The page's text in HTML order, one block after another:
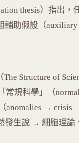
thesis）指出，
助假設（auxiliary
The Structure of
規科學」（
anomalies → crisis
發生說 → 細胞理